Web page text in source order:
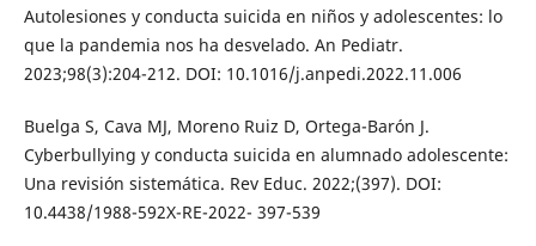
Autolesiones y conducta suicida en niños y adolescentes: lo
que la pandemia nos ha desvelado. An Pediatr.
2023;98(3):204-212. DOI: 10.1016/j.anpedi.2022.11.006
Buelga S, Cava MJ, Moreno Ruiz D, Ortega-Barón J.
Cyberbullying y conducta suicida en alumnado adolescente:
Una revisión sistemática. Rev Educ. 2022;(397). DOI:
10.4438/1988-592X-RE-2022- 397-539